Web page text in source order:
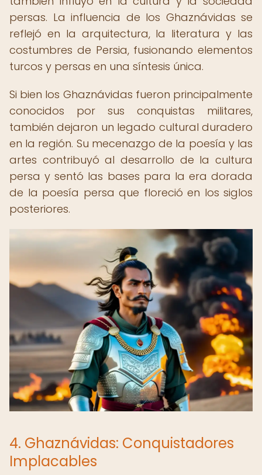
persas. La influencia de los Ghaznávidas se
reflejó en la arquitectura, la literatura y las
costumbres de Persia, fusionando elementos
turcos y persas en una síntesis única.
Si bien los Ghaznávidas fueron principalmente
conocidos por sus conquistas militares,
también dejaron un legado cultural duradero
en la región. Su mecenazgo de la poesía y las
artes contribuyó al desarrollo de la cultura
persa y sentó las bases para la era dorada
de la poesía persa que floreció en los siglos
posteriores.
4. Ghaznávidas: Conquistadores
Implacables